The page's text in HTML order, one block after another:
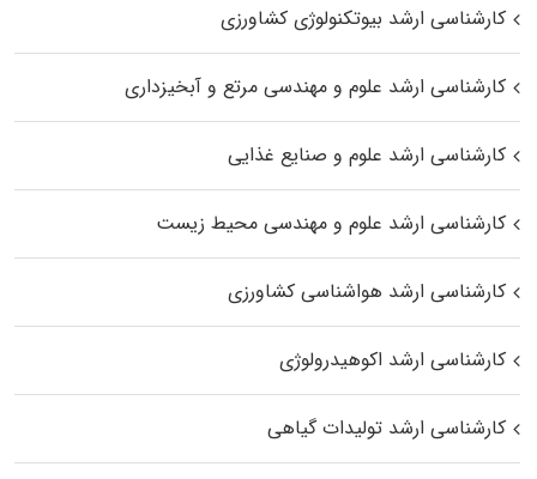
کارشناسی ارشد بیوتکنولوژی کشاورزی
کارشناسی ارشد علوم و مهندسی مرتع و آبخیزداری
کارشناسی ارشد علوم و صنایع غذایی
کارشناسی ارشد علوم و مهندسی محیط زیست
کارشناسی ارشد هواشناسی کشاورزی
کارشناسی ارشد اکوهیدرولوژی
کارشناسی ارشد تولیدات گیاهی